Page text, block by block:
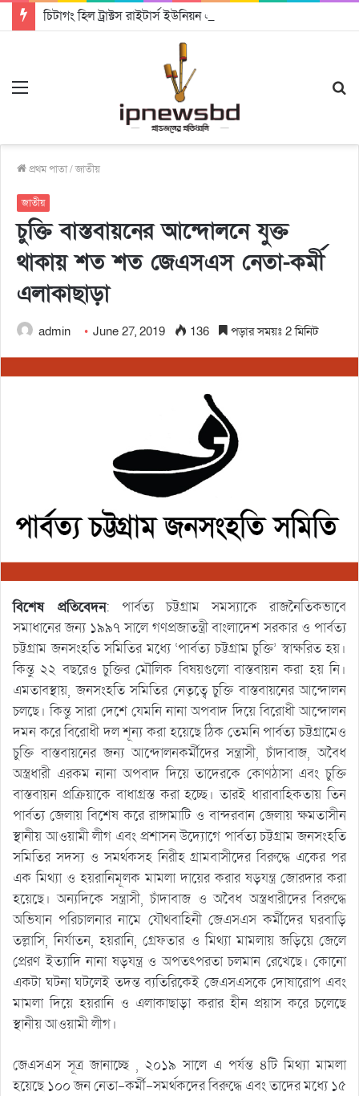
প্রথম পাতা/জাতীয়
জাতীয়
চুক্তি বাস্তবায়নের আন্দোলনে যুক্ত
থাকায় শত শত জেএসএস নেতা-কর্মী
এলাকাছাড়া
admin June 27, 2019 136 পড়ার সময়ঃ 2 মিনিট
বিশেষ প্রতিবেদন: পার্বত্য চট্টগ্রাম সমস্যাকে রাজনৈতিকভাবে
সমাধানের জন্য ১৯৯৭ সালে গণপ্রজাতন্ত্রী বাংলাদেশ সরকার ও পার্বত্য
চট্টগ্রাম জনসংহতি সমিতির মধ্যে ‘পার্বত্য চট্টগ্রাম চুক্তি’ স্বাক্ষরিত হয়।
কিন্তু ২২ বছরেও চুক্তির মৌলিক বিষয়গুলো বাস্তবায়ন করা হয় নি।
এমতাবস্থায়, জনসংহতি সমিতির নেতৃত্বে চুক্তি বাস্তবায়নের আন্দোলন
চলছে। কিন্তু সারা দেশে যেমনি নানা অপবাদ দিয়ে বিরোধী আন্দোলন
দমন করে বিরোধী দল শূন্য করা হয়েছে ঠিক তেমনি পার্বত্য চট্টগ্রামেও
চুক্তি বাস্তবায়নের জন্য আন্দোলনকর্মীদের সন্ত্রাসী, চাঁদাবাজ, অবৈধ
অস্ত্রধারী এরকম নানা অপবাদ দিয়ে তাদেরকে কোণঠাসা এবং চুক্তি
বাস্তবায়ন প্রক্রিয়াকে বাধাগ্রস্ত করা হচ্ছে। তারই ধারাবাহিকতায় তিন
পার্বত্য জেলায় বিশেষ করে রাঙ্গামাটি ও বান্দরবান জেলায় ক্ষমতাসীন
স্থানীয় আওয়ামী লীগ এবং প্রশাসন উদ্যোগে পার্বত্য চট্টগ্রাম জনসংহতি
সমিতির সদস্য ও সমর্থকসহ নিরীহ গ্রামবাসীদের বিরুদ্ধে একের পর
এক মিথ্যা ও হয়রানিমূলক মামলা দায়ের করার ষড়যন্ত্র জোরদার করা
হয়েছে। অন্যদিকে সন্ত্রাসী, চাঁদাবাজ ও অবৈধ অস্ত্রধারীদের বিরুদ্ধে
অভিযান পরিচালনার নামে যৌথবাহিনী জেএসএস কর্মীদের ঘরবাড়ি
তল্লাসি, নির্যাতন, হয়রানি, গ্রেফতার ও মিথ্যা মামলায় জড়িয়ে জেলে
প্রেরণ ইত্যাদি নানা ষড়যন্ত্র ও অপতৎপরতা চলমান রেখেছে। কোনো
একটা ঘটনা ঘটলেই তদন্ত ব্যতিরিকেই জেএসএসকে দোষারোপ এবং
মামলা দিয়ে হয়রানি ও এলাকাছাড়া করার হীন প্রয়াস করে চলেছে
স্থানীয় আওয়ামী লীগ।
জেএসএস সূত্র জানাচ্ছে , ২০১৯ সালে এ পর্যন্ত ৪টি মিথ্যা মামলা
হয়েছে ১০০ জন নেতা-কর্মী-সমর্থকদের বিরুদ্ধে এবং তাদের মধ্যে ১৫